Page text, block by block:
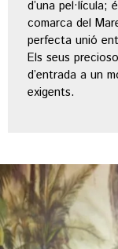
d’una
comarca del
perfecta unió
Els seus
d’entrada a un
exigents.